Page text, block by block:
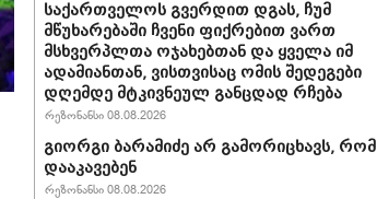
საქართველოს გვერდით დგას, ჩუმ
მწუხარებაში ჩვენი ფიქრებით ვართ
მსხვერპლთა ოჯახებთან და ყველა იმ
ადამიანთან, ვისთვისაც ომის შედეგები
დღემდე მტკივნეულ განცდად რჩება
რეზონანსი 08.08.2026
გიორგი ბარამიძე არ გამორიცხავს, რომ
დააკავებენ
რეზონანსი 08.08.2026